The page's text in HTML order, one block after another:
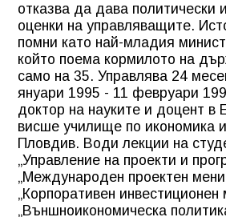
отказва да дава политически
оценки на управляващите.
помни като най-младия
който поема кормилото на
само на 35. Управлява 24
януари 1995 - 11 февруари
доктор на науките и доцент в
висше училище по икономика
Пловдив. Води лекции на
„Управление на проекти и
„Международен проектен
„Корпоративен
„Външноикономическа